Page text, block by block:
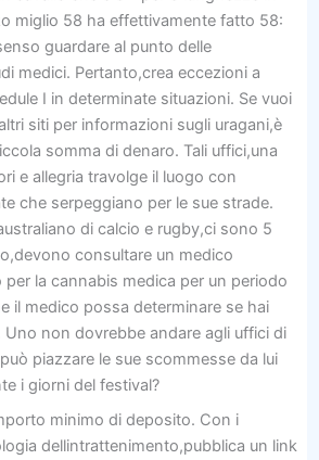
miglio 58 ha effettivamente fatto 58:
guardare al punto delle
medici. Pertanto,crea eccezioni a
I in determinate situazioni. Se vuoi
siti per informazioni sugli uragani,è
somma di denaro. Tali uffici,una
e allegria travolge il luogo con
che serpeggiano per le sue strade.
di calcio e rugby,ci sono 5
consultare un medico
la cannabis medica per un periodo
il medico possa determinare se hai
non dovrebbe andare agli uffici di
piazzare le sue scommesse da lui
i giorni del festival?
minimo di deposito. Con i
dellintrattenimento,pubblica un link